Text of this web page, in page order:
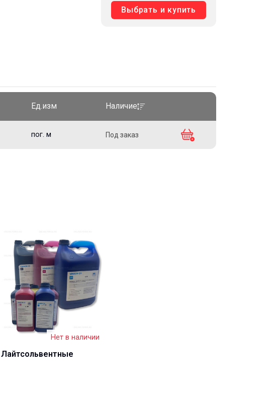
Выбрать и купить
Ед.изм Наличие
пог. м Под заказ
Нет в наличии
Лайтсольвентные